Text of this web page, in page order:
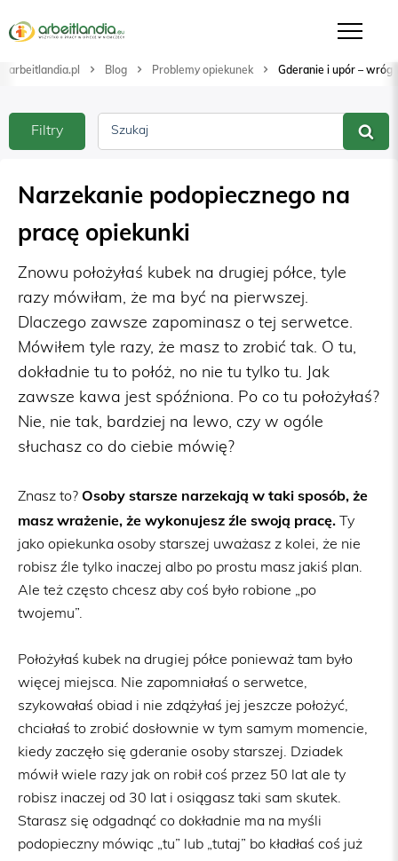
arbeitlandia.pl Blog Problemy opiekunek Gderanie i upór – wróg
Narzekanie podopiecznego na
pracę opiekunki
Znowu położyłaś kubek na drugiej półce, tyle
razy mówiłam, że ma być na pierwszej.
Dlaczego zawsze zapominasz o tej serwetce.
Mówiłem tyle razy, że masz to zrobić tak. O tu,
dokładnie tu to połóż, no nie tu tylko tu. Jak
zawsze kawa jest spóźniona. Po co tu położyłaś?
Nie, nie tak, bardziej na lewo, czy w ogóle
słuchasz co do ciebie mówię?
Znasz to? Osoby starsze narzekają w taki sposób, że
masz wrażenie, że wykonujesz źle swoją pracę. Ty
jako opiekunka osoby starszej uważasz z kolei, że nie
robisz źle tylko inaczej albo po prostu masz jakiś plan.
Ale też często chcesz aby coś było robione „po
twojemu”.
Położyłaś kubek na drugiej półce ponieważ tam było
więcej miejsca. Nie zapomniałaś o serwetce,
szykowałaś obiad i nie zdążyłaś jej jeszcze położyć,
chciałaś to zrobić dosłownie w tym samym momencie,
kiedy zaczęło się gderanie osoby starszej. Dziadek
mówił wiele razy jak on robił coś przez 50 lat ale ty
robisz inaczej od 30 lat i osiągasz taki sam skutek.
Starasz się odgadnąć co dokładnie ma na myśli
podopieczny mówiąc „tu” lub „tutaj” bo kładłaś coś już
Filtry Szukaj